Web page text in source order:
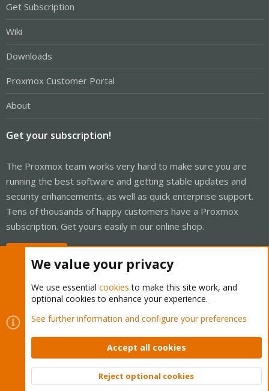
Get Subscription
Wiki
Downloads
Proxmox Customer Portal
About
Get your subscription!
The Proxmox team works very hard to make sure you are
running the best software and getting stable updates and
security enhancements, as well as quick enterprise support.
Tens of thousands of happy customers have a Proxmox
subscription. Get yours easily in our online shop.
Cookies
Proxmox Support Forum - Light Mode
Contact us
Terms and rules Privacy policy Help Home
Community platform by XenForo © 2010-2026 XenForo Ltd.
Top
We value your privacy
We use essential cookies to make this site work, and
optional cookies to enhance your experience.
See further information and configure your preferences
Accept all cookies
Reject optional cookies